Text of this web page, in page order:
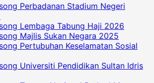
Perbadanan Stadium Negeri
Lembaga Tabung Haji 2026
Majlis Sukan Negara 2025
Pertubuhan Keselamatan Sosial
Universiti Pendidikan Sultan Idris